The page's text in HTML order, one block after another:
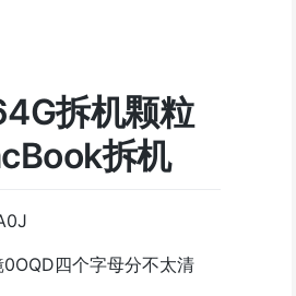
拆机颗粒
拆机
四个字母分不太清